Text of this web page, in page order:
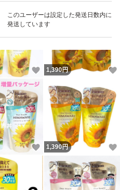
このユーザーは設定した発送日数内に
発送しています
いいね！
1,390円
いいね！
1,390円